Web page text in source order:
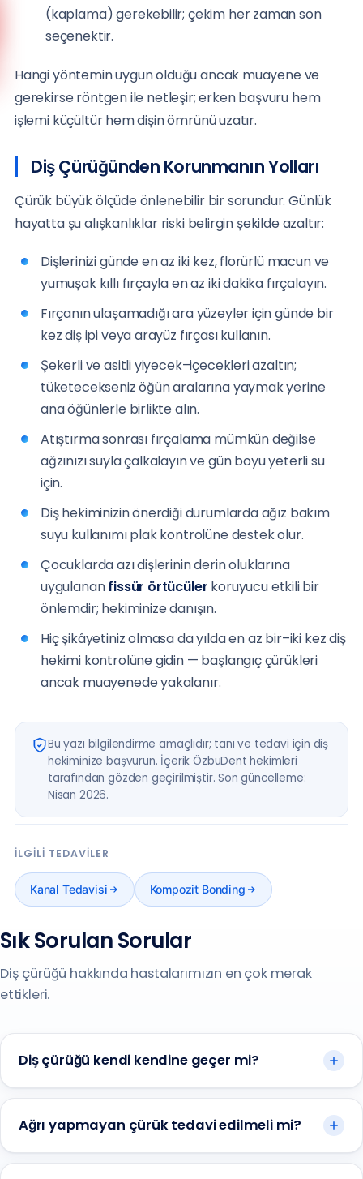
(kaplama) gerekebilir; çekim her zaman son
seçenektir.
Hangi yöntemin uygun olduğu ancak muayene ve
gerekirse röntgen ile netleşir; erken başvuru hem
işlemi küçültür hem dişin ömrünü uzatır.
Diş Çürüğünden Korunmanın Yolları
Çürük büyük ölçüde önlenebilir bir sorundur. Günlük
hayatta şu alışkanlıklar riski belirgin şekilde azaltır:
Dişlerinizi günde en az iki kez, florürlü macun ve
yumuşak kıllı fırçayla en az iki dakika fırçalayın.
Fırçanın ulaşamadığı ara yüzeyler için günde bir
kez diş ipi veya arayüz fırçası kullanın.
Şekerli ve asitli yiyecek–içecekleri azaltın;
tüketecekseniz öğün aralarına yaymak yerine
ana öğünlerle birlikte alın.
Atıştırma sonrası fırçalama mümkün değilse
ağzınızı suyla çalkalayın ve gün boyu yeterli su
için.
Diş hekiminizin önerdiği durumlarda ağız bakım
suyu kullanımı plak kontrolüne destek olur.
Çocuklarda azı dişlerinin derin oluklarına
uygulananfissür örtücüler koruyucu etkili bir
önlemdir; hekiminize danışın.
Hiç şikâyetiniz olmasa da yılda en az bir–iki kez diş
hekimi kontrolüne gidin — başlangıç çürükleri
ancak muayenede yakalanır.
Bu yazı bilgilendirme amaçlıdır; tanı ve tedavi için diş
hekiminize başvurun. İçerik ÖzbuDent hekimleri
tarafından gözden geçirilmiştir. Son güncelleme:
Nisan 2026.
İLGILI TEDAVILER
Kanal Tedavisi Kompozit Bonding
Sık Sorulan Sorular
Diş çürüğü hakkında hastalarımızın en çok merak
ettikleri.
Diş çürüğü kendi kendine geçer mi?
Ağrı yapmayan çürük tedavi edilmeli mi?
Anadolu Yakası
(0216) 648 22 80
(0212) 909 88 80